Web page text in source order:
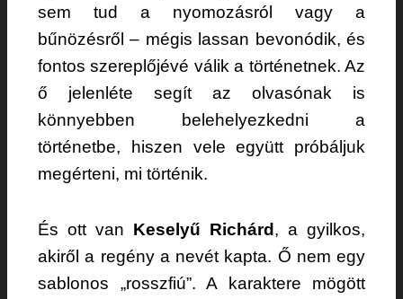
sem tud a nyomozásról vagy a
bűnözésről – mégis lassan bevonódik, és
fontos szereplőjévé válik a történetnek. Az
ő jelenléte segít az olvasónak is
könnyebben belehelyezkedni a
történetbe, hiszen vele együtt próbáljuk
megérteni, mi történik.
És ott van Keselyű Richárd, a gyilkos,
akiről a regény a nevét kapta. Ő nem egy
sablonos „rosszfiú”. A karaktere mögött